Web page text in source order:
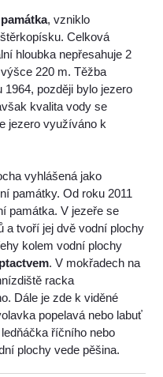
, vzniklo
Celková
hloubka nepřesahuje 2
220 m. Těžba
později bylo jezero
kvalita vody se
jezero využíváno k
vyhlášená jako
památky. Od roku 2011
památka. V jezeře se
a tvoří jej dvě vodní plochy
kolem vodní plochy
. V mokřadech na
racka
Dále je zde k viděné
popelavá nebo labuť
říčního nebo
plochy vede pěšina.